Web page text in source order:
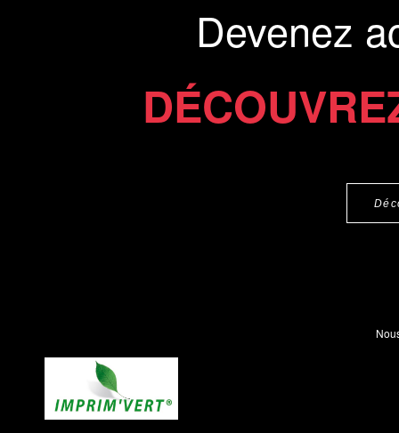
Présentation du
Commander le livre 18 €
Devenez